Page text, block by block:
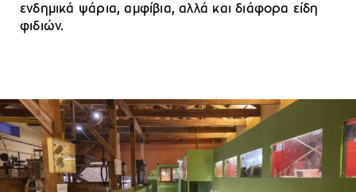
ενδημικά ψάρια, αμφίβια, αλλά και διάφορα είδη
φιδιών.